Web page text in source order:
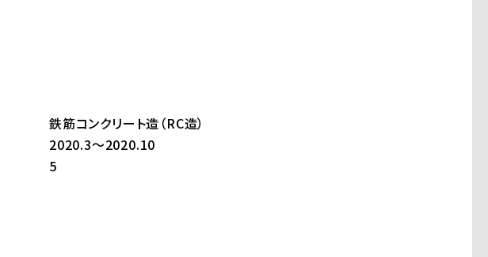
鉄筋コンクリート造（RC造）
2020.3～2020.10
5